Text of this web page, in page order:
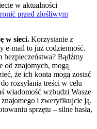
w aktualności
przed złośliwym
w sieci. Korzystanie z
e-mail to już codzienność.
bezpieczeństwa? Bądźmy
od znajomych, mogą
że ich konta mogą zostać
rozsyłania treści w celu
wiadomość wzbudzi Wasze
i zweryfikujcie ją.
sprzętu – silne hasła,